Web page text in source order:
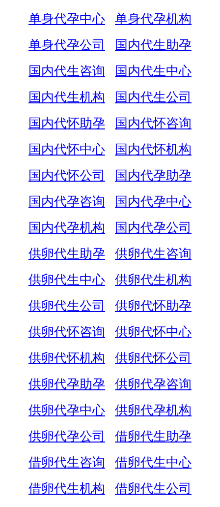
单身代孕中心
单身代孕机构
单身代孕公司
国内代生助孕
国内代生咨询
国内代生中心
国内代生机构
国内代生公司
国内代怀助孕
国内代怀咨询
国内代怀中心
国内代怀机构
国内代怀公司
国内代孕助孕
国内代孕咨询
国内代孕中心
国内代孕机构
国内代孕公司
供卵代生助孕
供卵代生咨询
供卵代生中心
供卵代生机构
供卵代生公司
供卵代怀助孕
供卵代怀咨询
供卵代怀中心
供卵代怀机构
供卵代怀公司
供卵代孕助孕
供卵代孕咨询
供卵代孕中心
供卵代孕机构
供卵代孕公司
借卵代生助孕
借卵代生咨询
借卵代生中心
借卵代生机构
借卵代生公司